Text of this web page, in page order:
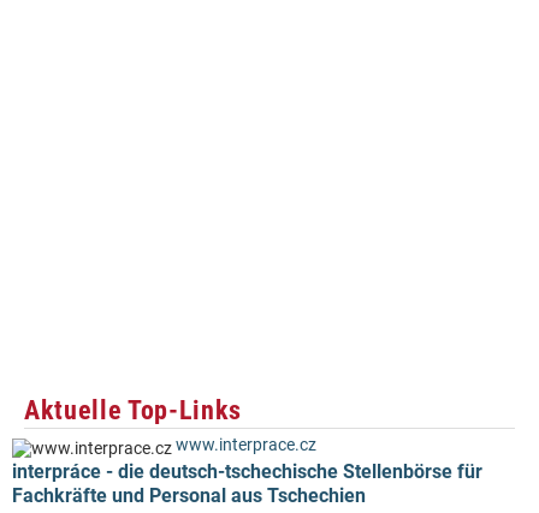
Aktuelle Top-Links
www.interprace.cz
interpráce - die deutsch-tschechische Stellenbörse für
Fachkräfte und Personal aus Tschechien